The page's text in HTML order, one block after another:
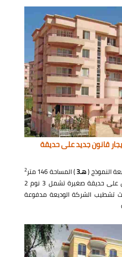
قانون جديد على حديقة
النموذج (هـ3 ) المساحة 146 متر 2
قبلي و شرقي و غربي تطل على حديقة صغيرة تشمل 3 نوم 2
تشطيب الشركة الوديعة مدفوعة